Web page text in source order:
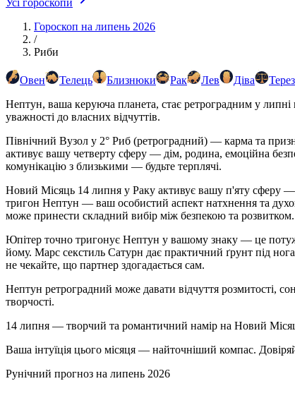
Гороскоп на липень 2026
/
Риби
Овен Телець Близнюки Рак Лев Діва
Нептун, ваша керуюча планета, стає ретроградним у
уважності до власних відчуттів.
Північний Вузол у 2° Риб (ретроградний) — карма та
активує вашу четверту сферу — дім, родина, емоційна
комунікацію з близькими — будьте терплячі.
Новий Місяць 14 липня у Раку активує вашу п'яту сферу —
тригон Нептун — ваш особистий аспект натхнення та
може принести складний вибір між безпекою та розвитком.
Юпітер точно тригонує Нептун у вашому знаку — це
йому. Марс секстиль Сатурн дає практичний ґрунт під
не чекайте, що партнер здогадається сам.
Нептун ретроградний може давати відчуття розмитості,
творчості.
14 липня — творчий та романтичний намір на Новий
Ваша інтуїція цього місяця — найточніший компас.
Рунічний прогноз на липень 2026